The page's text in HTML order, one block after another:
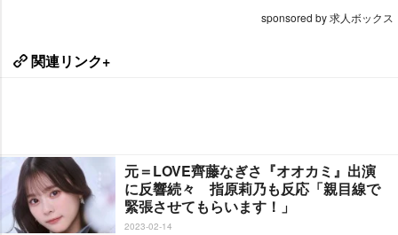
sponsored by 求人ボックス
関連リンク+
元＝LOVE齊藤なぎさ『オオカミ』出演
に反響続々 指原莉乃も反応「親目線で
緊張させてもらいます！」
2023-02-14